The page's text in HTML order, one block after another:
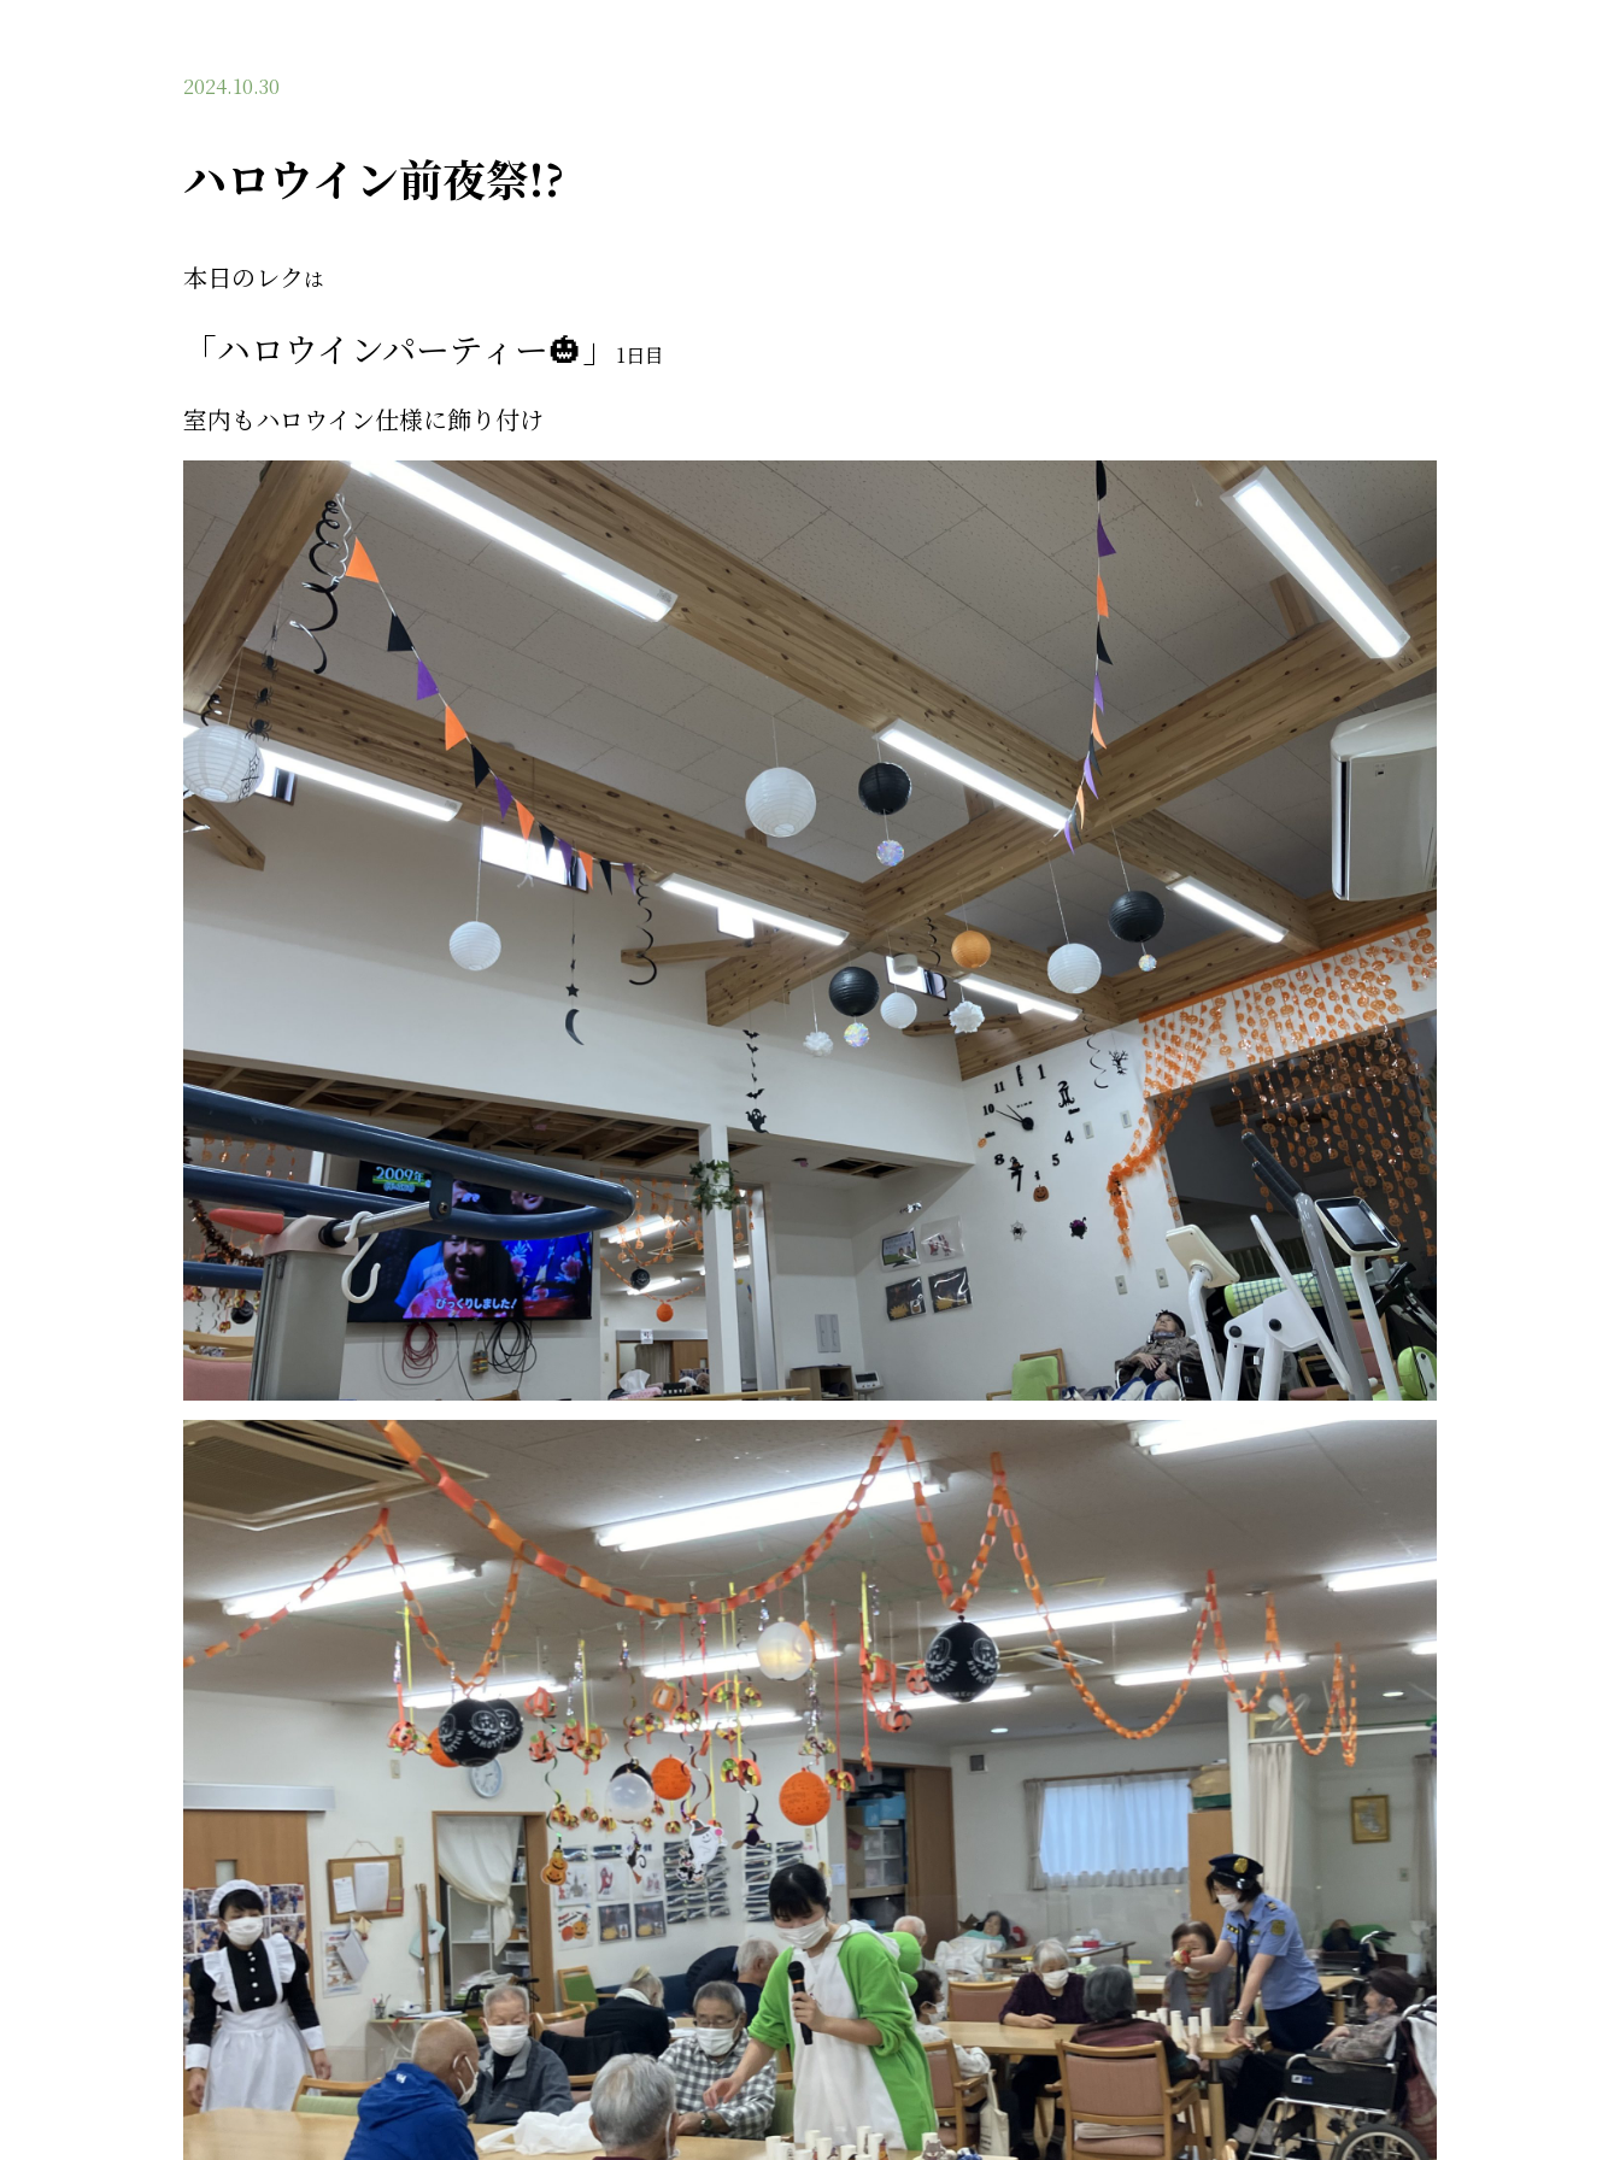
2024.10.30
ハロウイン前夜祭!?
本日のレク は
「ハロウインパーティー🎃」 1日目
室内もハロウイン仕様に飾り付け